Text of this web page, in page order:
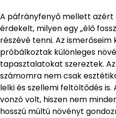
A páfrányfenyő mellett
érdekelt, milyen egy „élő
részévé tenni. Az
próbálkoztak különleges
tapasztalatokat szereztek.
számomra nem csak
lelki és szellemi feltöltődés
vonzó volt, hiszen nem
hosszú múltú növényt